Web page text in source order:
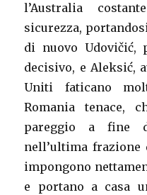
l’Australia
sicurezza,
di nuovo Udovičić,
decisivo, e Aleksić,
Uniti faticano
Romania tenace,
pareggio a fine
nell’ultima
impongono
e portano a casa